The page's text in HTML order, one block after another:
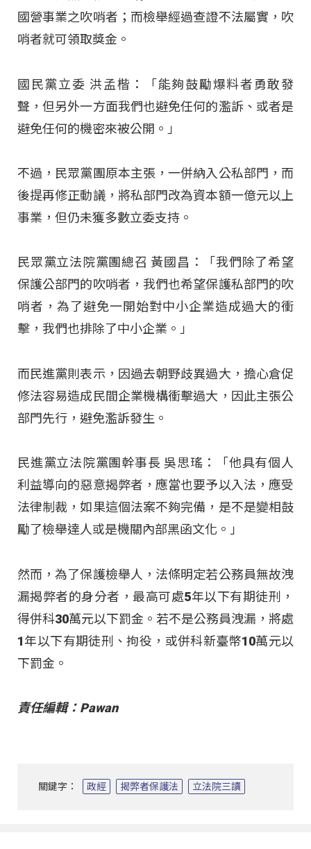
國營事業之吹哨者；而檢舉經過查證不法屬實，吹
哨者就可領取獎金。
國民黨立委 洪孟楷：「能夠鼓勵爆料者勇敢發
聲，但另外一方面我們也避免任何的濫訴、或者是
避免任何的機密來被公開。」
不過，民眾黨團原本主張，一併納入公私部門，而
後提再修正動議，將私部門改為資本額一億元以上
事業，但仍未獲多數立委支持。
民眾黨立法院黨團總召 黃國昌：「我們除了希望
保護公部門的吹哨者，我們也希望保護私部門的吹
哨者，為了避免一開始對中小企業造成過大的衝
擊，我們也排除了中小企業。」
而民進黨則表示，因過去朝野歧異過大，擔心倉促
修法容易造成民間企業機構衝擊過大，因此主張公
部門先行，避免濫訴發生。
民進黨立法院黨團幹事長 吳思瑤：「他具有個人
利益導向的惡意揭弊者，應當也要予以入法，應受
法律制裁，如果這個法案不夠完備，是不是變相鼓
勵了檢舉達人或是機關內部黑函文化。」
然而，為了保護檢舉人，法條明定若公務員無故洩
漏揭弊者的身分者，最高可處5年以下有期徒刑，
得併科30萬元以下罰金。若不是公務員洩漏，將處
1年以下有期徒刑、拘役，或併科新臺幣10萬元以
下罰金。
責任編輯：Pawan
關鍵字： 政經 揭弊者保護法 立法院三讀